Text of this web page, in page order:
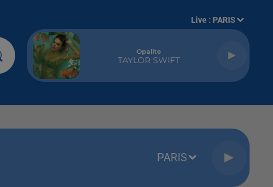
Live : PARIS
Opalite
TAYLOR SWIFT
PARIS